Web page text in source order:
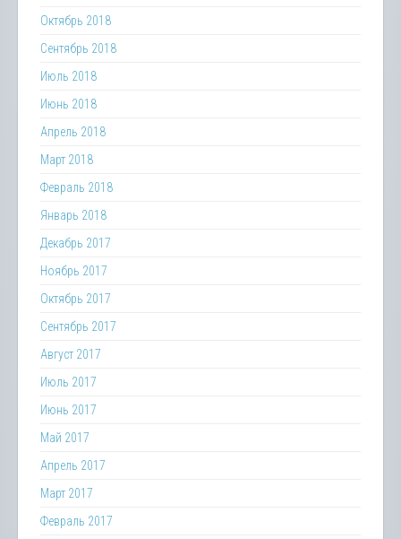
Октябрь 2018
Сентябрь 2018
Июль 2018
Июнь 2018
Апрель 2018
Март 2018
Февраль 2018
Январь 2018
Декабрь 2017
Ноябрь 2017
Октябрь 2017
Сентябрь 2017
Август 2017
Июль 2017
Июнь 2017
Май 2017
Апрель 2017
Март 2017
Февраль 2017